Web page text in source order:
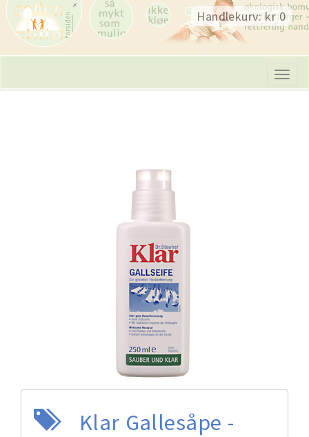
Skip
navigation
Handlekurv: kr 0
Klar Gallesåpe -